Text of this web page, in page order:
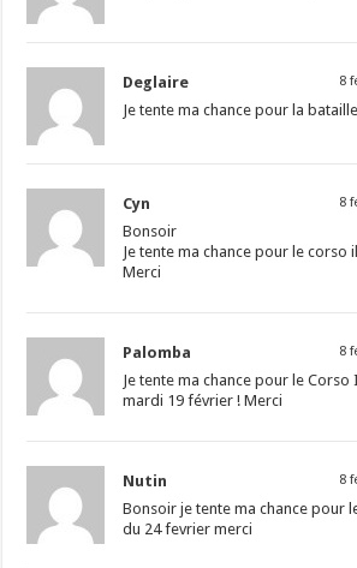
Deglaire 8
Je tente ma chance pour la
Cyn 8
Bonsoir
Je tente ma chance pour le corso
Merci
Palomba 8
Je tente ma chance pour le
mardi 19 février ! Merci
Nutin 8
Bonsoir je tente ma chance pour
du 24 fevrier merci